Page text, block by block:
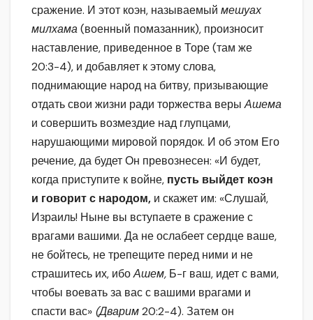
сражение. И этот коэн, называемый мешуах
милхама(военный помазанник), произносит
наставление, приведенное в Торе (там же
20:3-4), и добавляет к этому слова,
поднимающие народ на битву, призывающие
отдать свои жизни ради торжества верыАшема
и совершить возмездие над глупцами,
нарушающими мировой порядок. И об этом Его
речение, да будет Он превознесен: «И будет,
когда приступите к войне, пусть выйдет коэн
и говорит с народом, и скажет им: «Слушай,
Израиль! Ныне вы вступаете в сражение с
врагами вашими. Да не ослабеет сердце ваше,
не бойтесь, не трепещите перед ними и не
страшитесь их, ибоАшем, Б-г ваш, идет с вами,
чтобы воевать за вас с вашими врагами и
спасти вас» (Дварим20:2-4). Затем он